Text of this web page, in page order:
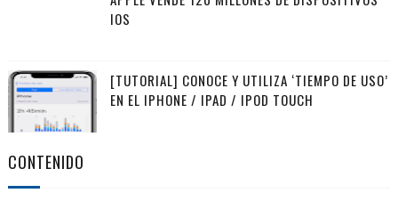
IOS
[TUTORIAL] CONOCE Y UTILIZA ‘TIEMPO DE USO’
EN EL IPHONE / IPAD / IPOD TOUCH
CONTENIDO